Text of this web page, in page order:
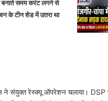
समय करंट लगने से
के टीन शेड में उतरा था
ने संयुक्त रेस्क्यू ऑपरेशन चलाया। DSP